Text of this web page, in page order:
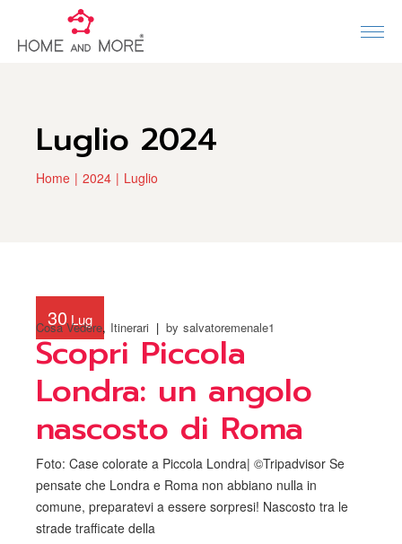
Luglio 2024
Home 2024 Luglio
30 Lug
Cosa Vedere Itinerari by salvatoremenale1
Scopri Piccola
Londra: un angolo
nascosto di Roma
Foto: Case colorate a Piccola Londra| ©Tripadvisor Se
pensate che Londra e Roma non abbiano nulla in
comune, preparatevi a essere sorpresi! Nascosto tra le
strade trafficate della